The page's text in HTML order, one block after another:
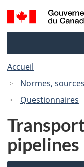
Recherche
et
Accueil
Normes,
Questionnaires